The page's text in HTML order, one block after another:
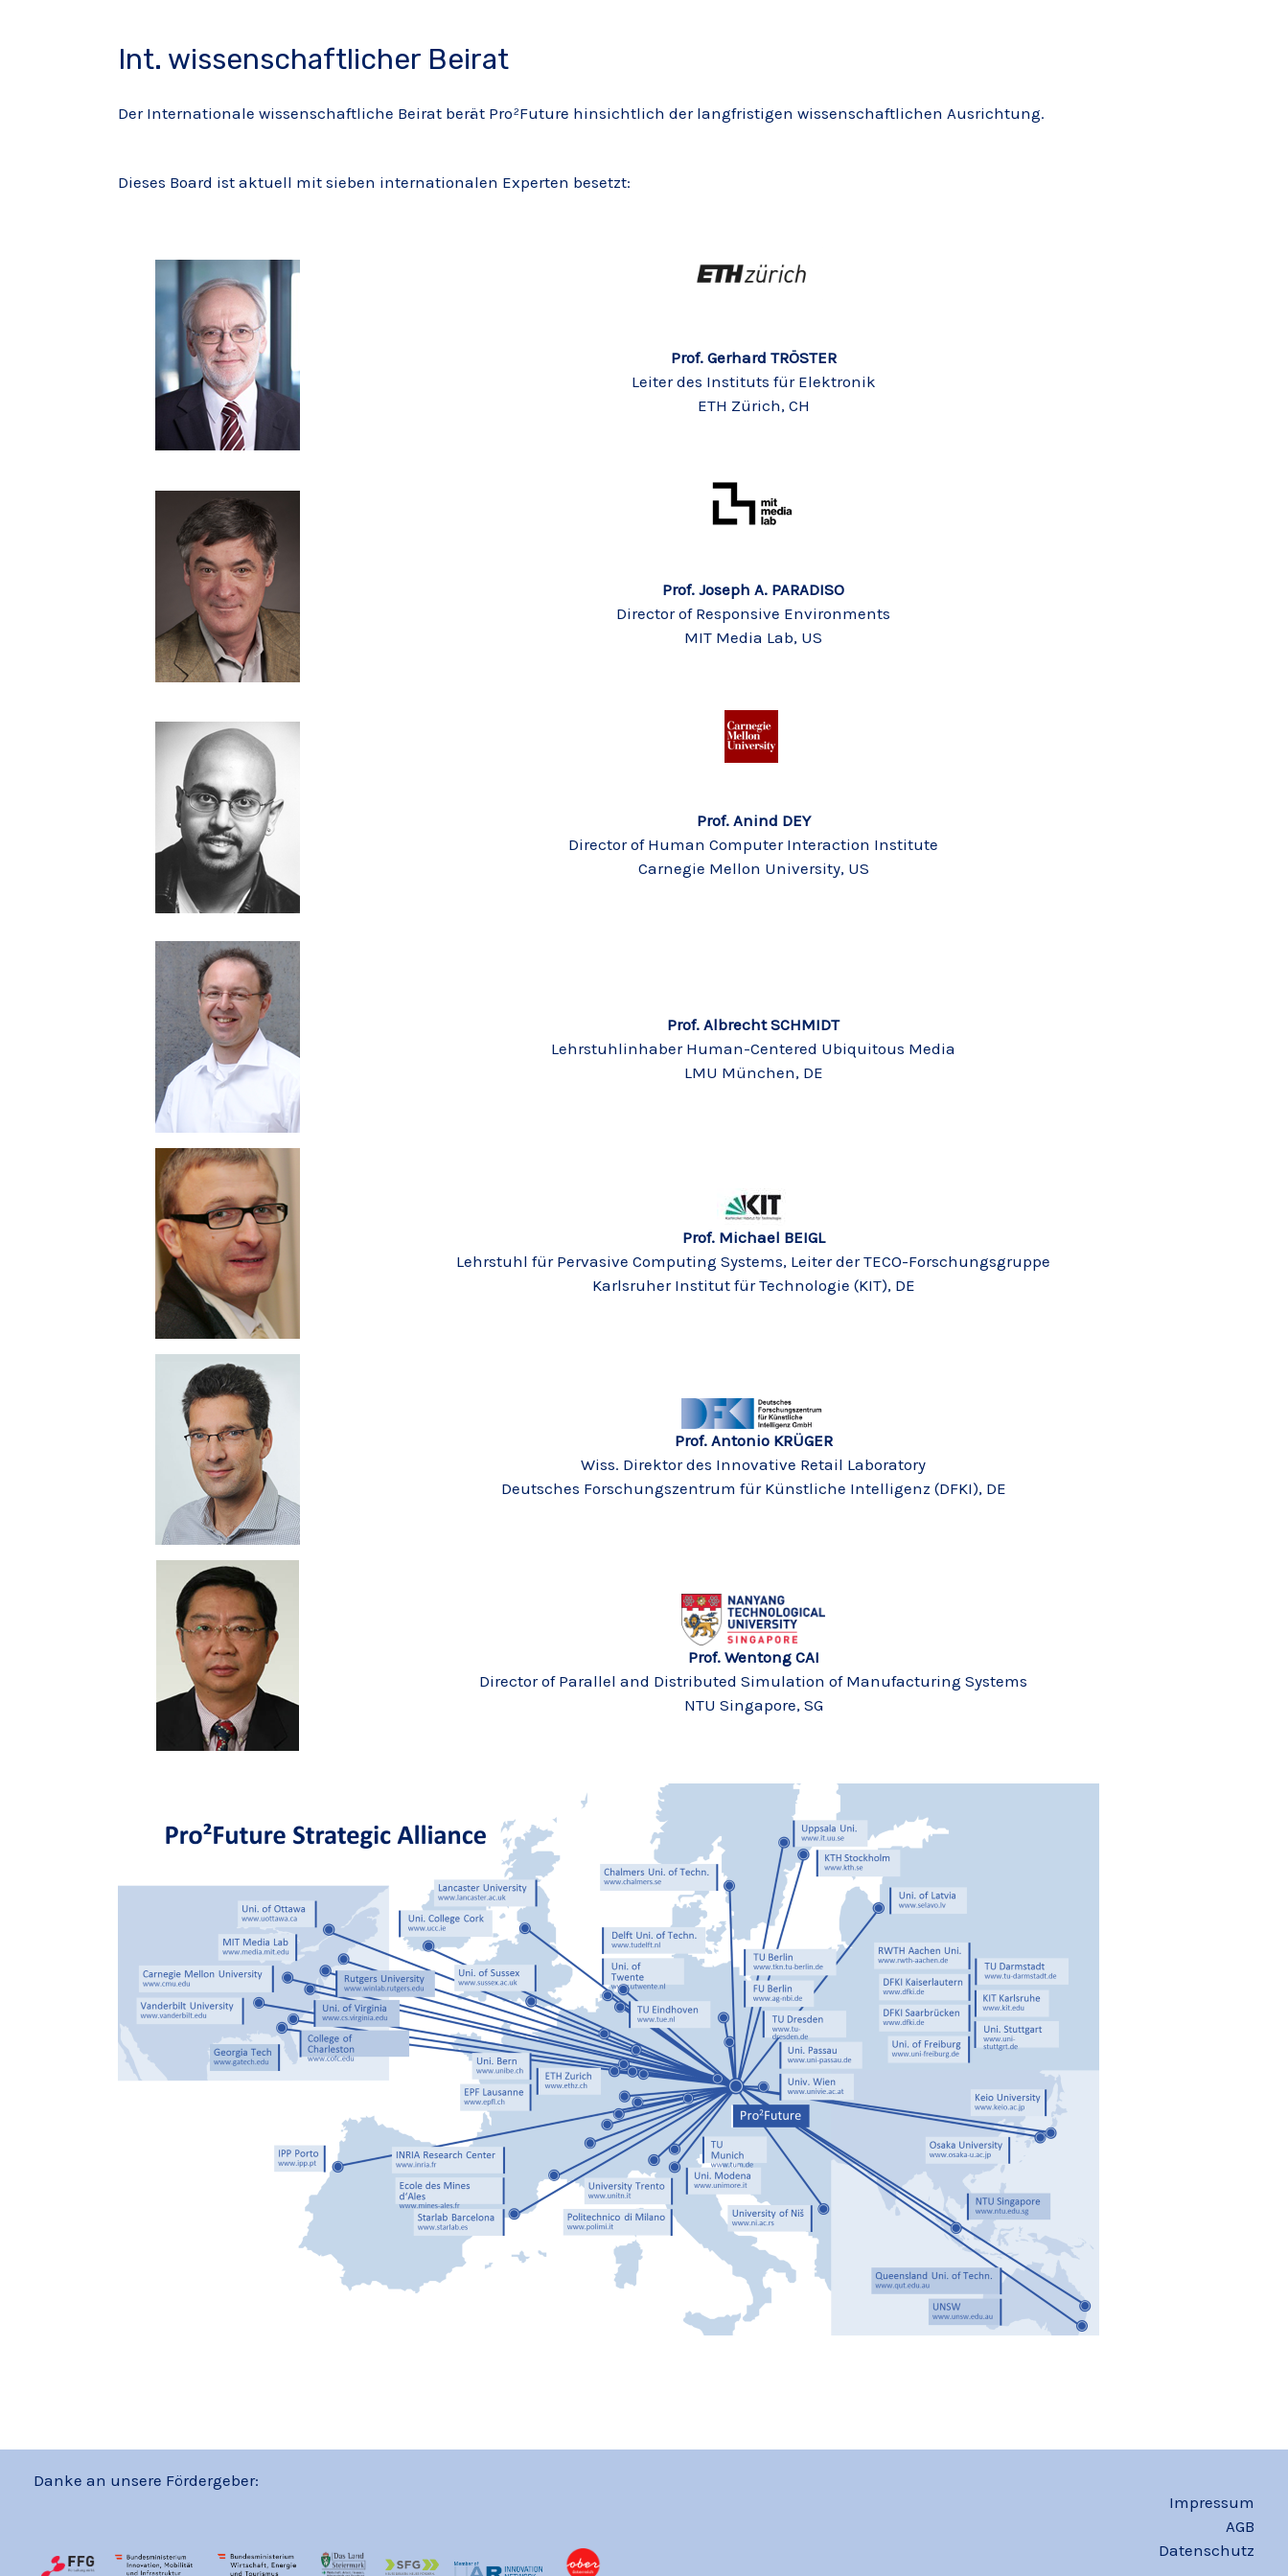
Int. wissenschaftlicher Beirat
Der Internationale wissenschaftliche Beirat berät Pro²Future hinsichtlich der langfristigen wissenschaftlichen Ausrichtung.
Dieses Board ist aktuell mit sieben internationalen Experten besetzt:
Prof. Gerhard TRÖSTER
Leiter des Instituts für Elektronik
ETH Zürich, CH
Prof. Joseph A. PARADISO
Director of Responsive Environments
MIT Media Lab, US
Prof. Anind DEY
Director of Human Computer Interaction Institute
Carnegie Mellon University, US
Prof. Albrecht SCHMIDT
Lehrstuhlinhaber Human-Centered Ubiquitous Media
LMU München, DE
Prof. Michael BEIGL
Lehrstuhl für Pervasive Computing Systems, Leiter der TECO-Forschungsgruppe
Karlsruher Institut für Technologie (KIT), DE
Prof. Antonio KRÜGER
Wiss. Direktor des Innovative Retail Laboratory
Deutsches Forschungszentrum für Künstliche Intelligenz (DFKI), DE
Prof. Wentong CAI
Director of Parallel and Distributed Simulation of Manufacturing Systems
NTU Singapore, SG
Danke an unsere Fördergeber:
Impressum
AGB
Datenschutz